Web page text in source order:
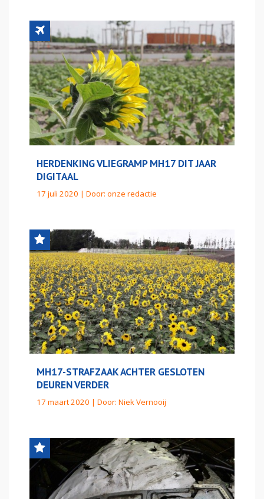
HERDENKING VLIEGRAMP MH17 DIT JAAR
DIGITAAL
17 juli 2020 | Door: onze redactie
MH17-STRAFZAAK ACHTER GESLOTEN
DEUREN VERDER
17 maart 2020 | Door: Niek Vernooij